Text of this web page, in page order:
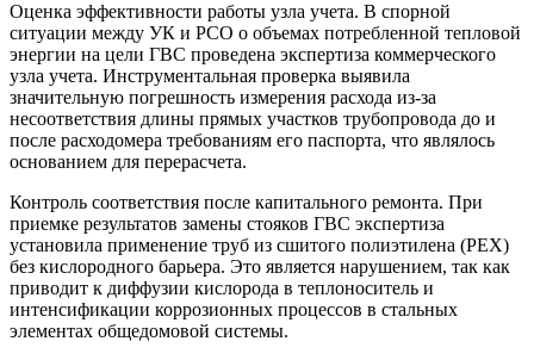
Оценка эффективности работы узла учета. В спорной
ситуации между УК и РСО о объемах потребленной тепловой
энергии на цели ГВС проведена экспертиза коммерческого
узла учета. Инструментальная проверка выявила
значительную погрешность измерения расхода из-за
несоответствия длины прямых участков трубопровода до и
после расходомера требованиям его паспорта, что являлось
основанием для перерасчета.
Контроль соответствия после капитального ремонта. При
приемке результатов замены стояков ГВС экспертиза
установила применение труб из сшитого полиэтилена (PEX)
без кислородного барьера. Это является нарушением, так как
приводит к диффузии кислорода в теплоноситель и
интенсификации коррозионных процессов в стальных
элементах общедомовой системы.